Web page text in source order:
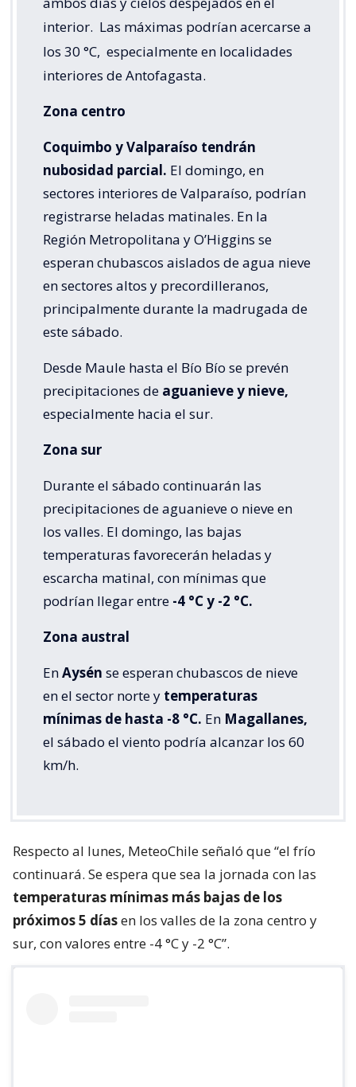
interior. Las máximas podrían acercarse a
los 30 °C, especialmente en localidades
interiores de Antofagasta.
Zona centro
Coquimbo y Valparaíso tendrán
nubosidad parcial. El domingo, en
sectores interiores de Valparaíso, podrían
registrarse heladas matinales. En la
Región Metropolitana y O’Higgins se
esperan chubascos aislados de agua nieve
en sectores altos y precordilleranos,
principalmente durante la madrugada de
este sábado.
Desde Maule hasta el Bío Bío se prevén
precipitaciones de aguanieve y nieve,
especialmente hacia el sur.
Zona sur
Durante el sábado continuarán las
precipitaciones de aguanieve o nieve en
los valles. El domingo, las bajas
temperaturas favorecerán heladas y
escarcha matinal, con mínimas que
podrían llegar entre -4 °C y -2 °C.
Zona austral
EnAysén se esperan chubascos de nieve
en el sector norte y temperaturas
mínimas de hasta -8 °C. En Magallanes,
el sábado el viento podría alcanzar los 60
km/h.
Respecto al lunes, MeteoChile señaló que “el frío
continuará. Se espera que sea la jornada con las
temperaturas mínimas más bajas de los
próximos 5 díasen los valles de la zona centro y
sur, con valores entre -4 °C y -2 °C”.